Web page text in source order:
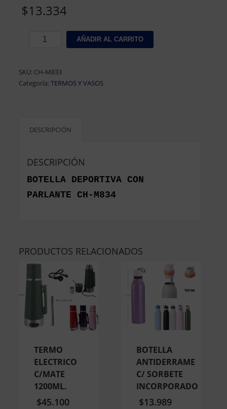
$13.334
BOTELLA
PARLANTE
CH-
AÑADIR AL CARRITO
SKU: CH-M833
Categoría: TERMOS Y VASOS
DESCRIPCIÓN
DESCRIPCIÓN
BOTELLA DEPORTIVA CON
PARLANTE CH-M834
PRODUCTOS RELACIONADOS
TERMO
ELECTRICO
C/MATE
1200ML.
$45.100
BOTELLA
ANTIDERRAME
C/ SORBETE
INCORPORADO
$13.989